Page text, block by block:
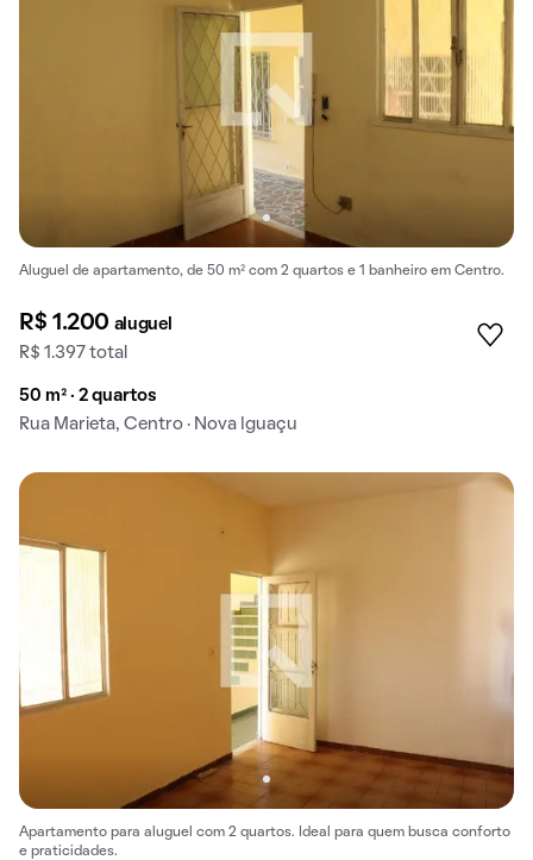
Aluguel de apartamento, de 50 m² com 2 quartos e 1 banheiro em Centro.
R$ 1.200 aluguel
R$ 1.397 total
50 m² · 2 quartos
Rua Marieta, Centro · Nova Iguaçu
Apartamento para aluguel com 2 quartos. Ideal para quem busca conforto
e praticidades.